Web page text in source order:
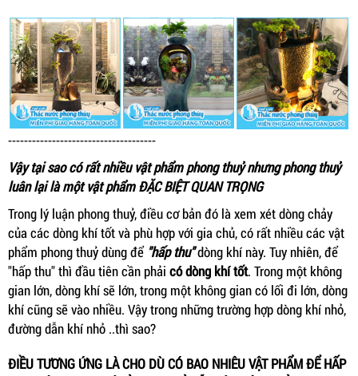
-------------------------------------
Vậy tại sao có rất nhiều vật phẩm phong thuỷ nhưng phong thuỷ
luân lại là một vật phẩm ĐẶC BIỆT QUAN TRỌNG
Trong lý luận phong thuỷ, điều cơ bản đó là xem xét dòng chảy
của các dòng khí tốt và phù hợp với gia chủ, có rất nhiều các vật
phẩm phong thuỷ dùng để "hấp thu"dòng khí này. Tuy nhiên, để
"hấp thu" thì đầu tiên cần phải có dòng khí tốt. Trong một không
gian lớn, dòng khí sẽ lớn, trong một không gian có lối đi lớn, dòng
khí cũng sẽ vào nhiều. Vậy trong những trường hợp dòng khí nhỏ,
đường dẫn khí nhỏ ..thì sao?
ĐIỀU TƯƠNG ỨNG LÀ CHO DÙ CÓ BAO NHIÊU VẬT PHẨM ĐỂ HẤP